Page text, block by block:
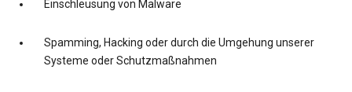
Einschleusung von Malware
Spamming, Hacking oder durch die Umgehung unserer
Systeme oder Schutzmaßnahmen